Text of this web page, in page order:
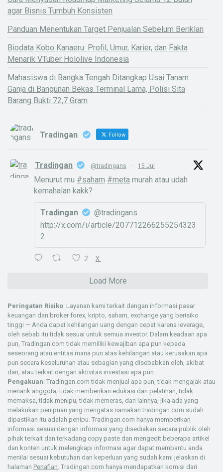
agar Bisnis Tumbuh Konsisten
Panduan Menentukan Target Penjualan Sebelum Beriklan
Biodata Kobo Kanaeru: Profil, Umur, Karier, dan Fakta
Menarik VTuber Hololive Indonesia
Mahasiswa di Bangka Tengah Ditangkap Usai Tanam
Ganja di Bangunan Bekas Terminal Lama, Polisi Sita
Barang Bukti 72,7 Gram
Tradingan Follow
Tradingan @tradingans · 15 Jul
Menurut mu #saham #meta murah atau udah
kemahalan kakk?
Tradingan
@tradingans
http://x.com/i/article/207712266255254323
2
2 X
Load More
Peringatan Risiko: Layanan kami terkait dengan informasi pasar
keuangan dan broker forex, kripto, saham, exchange yang berisiko
tinggi — Anda dapat kehilangan uang dengan cepat karena leverage,
oleh sebab itu tidak sesuai untuk semua investor. Dalam keadaan apa
pun, Tradingan.com tidak memiliki kewajiban apa pun kepada
seseorang atau entitas mana pun atas kehilangan atau kerusakan apa
pun secara keseluruhan atau sebagian yang disebabkan oleh, akibat
dari, atau terkait dengan aktivitas investasi apa pun.
Pengakuan: Tradingan.com tidak menjual apa pun, tidak mengajak atau
menarik anggota, tidak memberikan edukasi dan pelatihan, tidak
memaksa, tidak menipu, tidak memeras, dan lainnya, jika ada yang
melakukan penipuan yang mengatas namakan tradingan.com sudah
dipastikan itu adalah penipu. Tradingan.com hanya memberikan
informasi sesuai dengan informasi yang disediakan secara publik oleh
pihak terkait dan terkadang copy paste dan mengedit beberapa artikel
dan konten untuk melengkapi informasi agar dapat membantu anda
menilai sesuai kebutuhan dan keperluan yang sudah kami jelaskan di
halaman Penafian . Tradingan.com hanya mendapatkan komisi dari